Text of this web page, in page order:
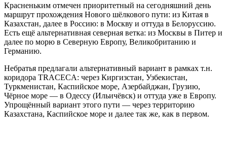
Красненьким отмечен приоритетный на сегодняшний день
маршрут прохождения Нового шёлкового пути: из Китая в
Казахстан, далее в Россию: в Москву и оттуда в Белоруссию.
Есть ещё альтернативная северная ветка: из Москвы в Питер и
далее по морю в Северную Европу, Великобританию и
Германию.
Небратья предлагали альтернативный вариант в рамках т.н.
коридора TRACECA: через Киргизстан, Узбекистан,
Туркменистан, Каспийское море, Азербайджан, Грузию,
Чёрное море — в Одессу (Ильичёвск) и оттуда уже в Европу.
Упрощённый вариант этого пути — через территорию
Казахстана, Каспийское море и далее так же, как в первом.